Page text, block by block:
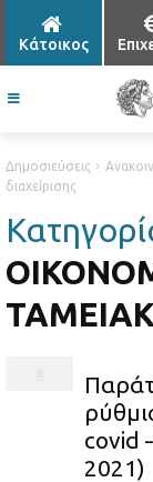
Κάτοικος
Δημοσιεύσεις
διαχείρισης
covid
2021)